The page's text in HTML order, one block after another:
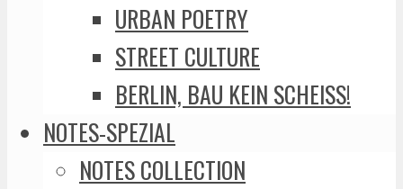
URBAN POETRY
STREET CULTURE
BERLIN, BAU KEIN SCHEISS!
NOTES-SPEZIAL
NOTES COLLECTION